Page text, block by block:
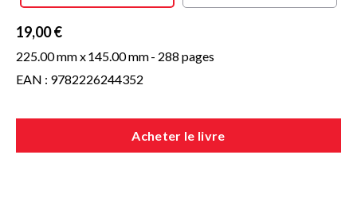
19,00 €
225.00 mm x145.00 mm- 288 pages
EAN : 9782226244352
Acheter le livre